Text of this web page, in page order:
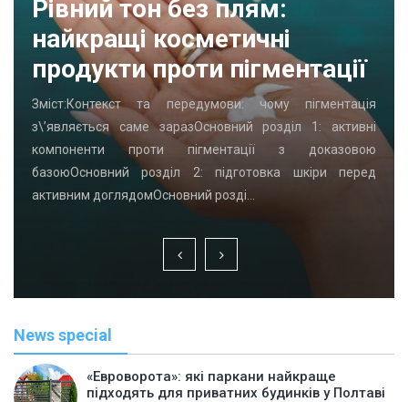
Рівний тон без плям:
найкращі косметичні
продукти проти пігментації
Зміст:Контекст та передумови: чому пігментація
з\’являється саме заразОсновний розділ 1: активні
компоненти проти пігментації з доказовою
базоюОсновний розділ 2: підготовка шкіри перед
активним доглядомОсновний розді…
News special
«Евроворота»: які паркани найкраще
підходять для приватних будинків у Полтаві